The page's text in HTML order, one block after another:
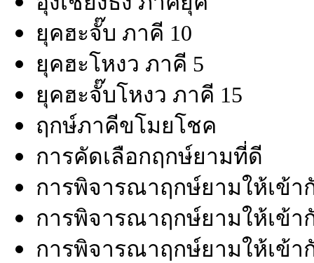
ยุคฮะจั๊บ ภาคี 10
ยุคฮะโหงว ภาคี 5
ยุคฮะจั๊บโหงว ภาคี 15
ฤกษ์ภาคีขโมยโชค
การคัดเลือกฤกษ์ยามที่ดี
การพิจารณาฤกษ์ยามให้เข้า
การพิจารณาฤกษ์ยามให้เข้
การพิจารณาฤกษ์ยามให้เข้